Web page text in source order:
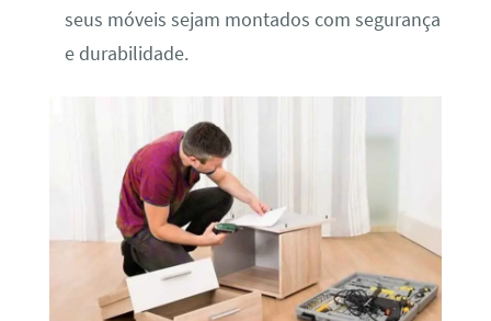
seus móveis sejam montados com segurança
e durabilidade.